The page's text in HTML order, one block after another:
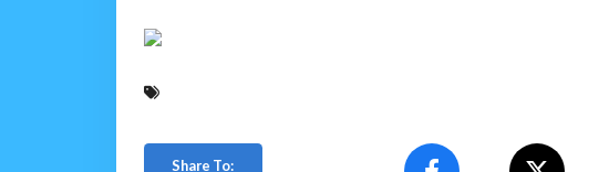
Share To: